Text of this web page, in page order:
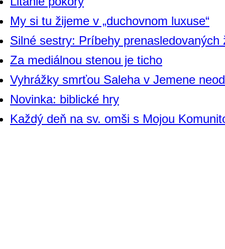
My si tu žijeme v „duchovnom luxuse“
Silné sestry: Príbehy
Za mediálnou stenou je ticho
Vyhrážky smrťou Saleha v Jemene
Novinka: biblické hry
Každý deň na sv. omši s Mojou